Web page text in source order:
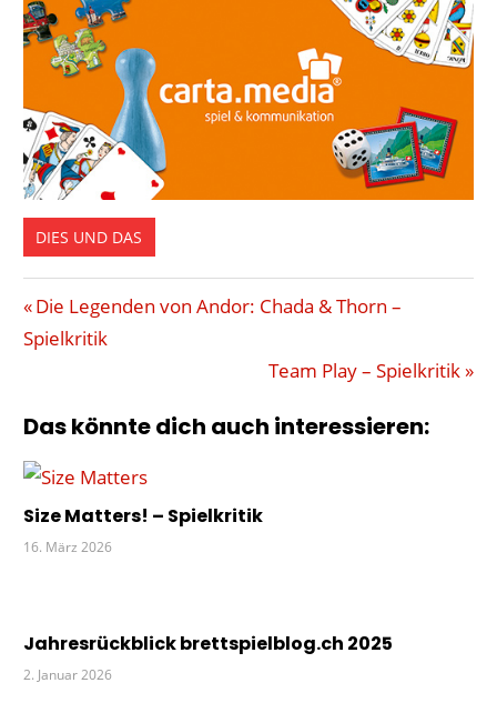
DIES UND DAS
SPIELE
Beitragsnavigation
Vorheriger
Beitrag:
Die Legenden von Andor: Chada & Thorn –
Spielkritik
Nächster
Team Play – Spielkritik
Das könnte dich auch interessieren:
Size Matters! – Spielkritik
16. März 2026
Jahresrückblick brettspielblog.ch 2025
2. Januar 2026